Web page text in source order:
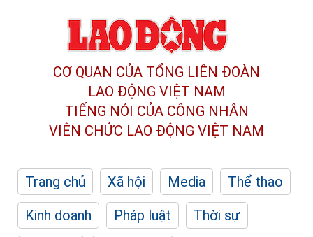
CƠ QUAN CỦA TỔNG LIÊN ĐOÀN
LAO ĐỘNG VIỆT NAM
TIẾNG NÓI CỦA CÔNG NHÂN
VIÊN CHỨC LAO ĐỘNG VIỆT NAM
Trang chủ Xã hội Media
Thể thao
Kinh doanh
Pháp luật
Thời sự